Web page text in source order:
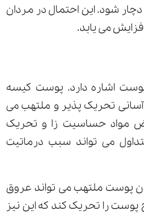
شود. این احتمال در مردان
اشاره دارد. پوست کیسه
تحریک پذیر و ملتهب می
مواد حساسیت زا و تحریک
می تواند سبب درماتیت
پوست ملتهب می تواند عروق
را تحریک کند که این نیز